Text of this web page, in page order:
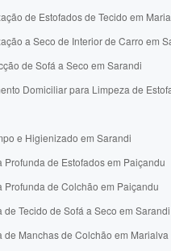
de Estofados de Tecido em
a Seco de Interior de Carro em
de Sofá a Seco em Sarandi
Domiciliar para Limpeza de
e Higienizado em Sarandi
Profunda de Estofados em Paiçandu
Profunda de Colchão em Paiçandu
de Tecido de Sofá a Seco em Sarandi
de Manchas de Colchão em Marialva